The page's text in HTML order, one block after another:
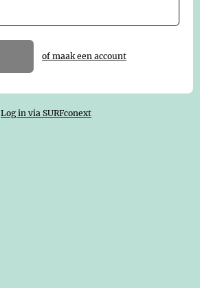
of maak een account
Log in via SURFconext